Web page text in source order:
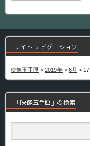
サイト ナビゲーション
映像玉手匣 > 2019年 > 6月 >
「映像玉手匣」の検索